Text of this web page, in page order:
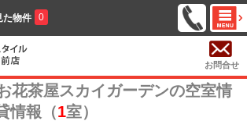
た物件 0
お問合せ
花茶屋スカイガーデンの空室情
情報（1室）